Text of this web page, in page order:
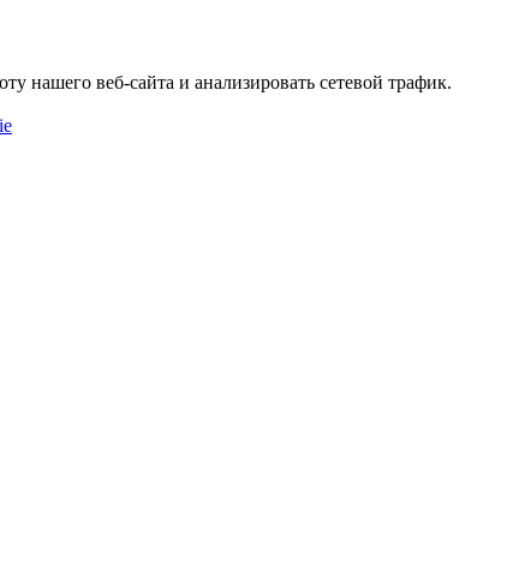
нашего веб-сайта и анализировать сетевой трафик.